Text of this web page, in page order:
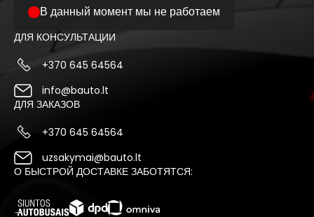
В данный момент мы не работаем
ДЛЯ КОНСУЛЬТАЦИИ
+370 645 64564
info@bauto.lt
ДЛЯ ЗАКАЗОВ
+370 645 64564
uzsakymai@bauto.lt
О БЫСТРОЙ ДОСТАВКЕ ЗАБОТЯТСЯ: